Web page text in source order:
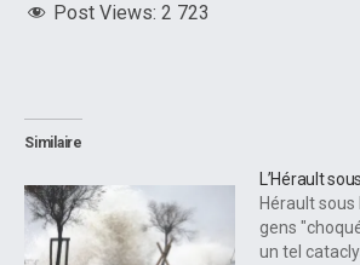
Post Views: 2 723
Similaire
L’Hérault
Hérault sous
gens
un tel